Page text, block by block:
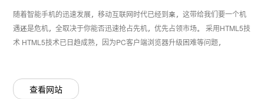
随着智能手机的迅速发展，移动互联网时代已经到来，这带给我们要一个机
遇还是危机，全取决于你能否迅速抢占先机，优先占领市场。 采用HTML5技
术 HTML5技术已日趋成熟，因为PC客户端浏览器升级困难等问题，
查看网站